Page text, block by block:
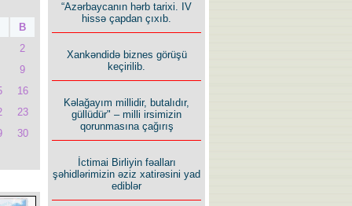
B
2
9
16
23
30
“Azərbaycanın hərb tarixi. IV
hissə çapdan çıxıb.
Xankəndidə biznes görüşü
keçirilib.
Kəlağayım millidir, butalıdır,
güllüdür" – milli irsimizin
qorunmasına çağırış
İctimai Birliyin fəalları
şəhidlərimizin əziz xatirəsini yad
ediblər